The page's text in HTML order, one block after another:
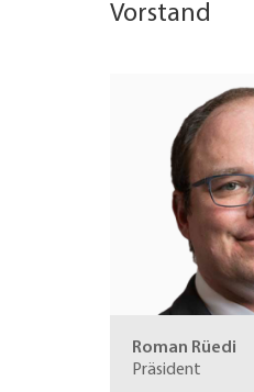
Vorstand
Roman Rüedi
Präsident